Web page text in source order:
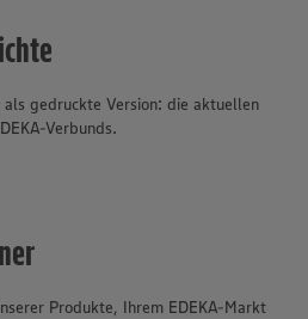
gedruckte Version: die aktuellen
Verbunds.
Produkte, Ihrem EDEKA-Markt